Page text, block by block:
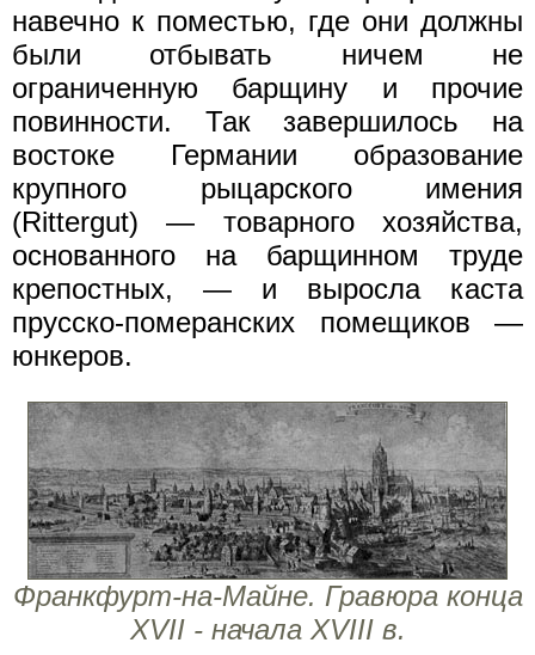
навечно к поместью, где они должны
были отбывать ничем не
ограниченную барщину и прочие
повинности. Так завершилось на
востоке Германии образование
крупного рыцарского имения
(Rittergut) — товарного хозяйства,
основанного на барщинном труде
крепостных, — и выросла каста
прусско-померанских помещиков —
юнкеров.
Франкфурт-на-Майне. Гравюра конца
XVII - начала XVIII в.